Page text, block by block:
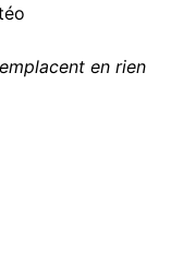
en rien